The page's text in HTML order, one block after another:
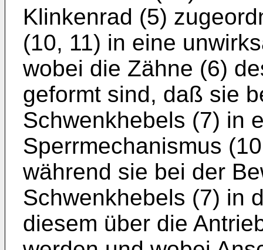
Klinkenrad (5)
(10, 11) in eine
wobei die Zähne (6)
geformt sind, daß sie
Schwenkhebels (7) in
Sperrmechanismus
während sie bei der
Schwenkhebels (7) in
diesem über die